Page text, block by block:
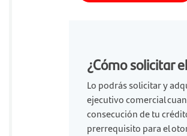
¿Cómo solicitar
Lo podrás solicitar y
ejecutivo comercial
consecución de tu
prerrequisito para el